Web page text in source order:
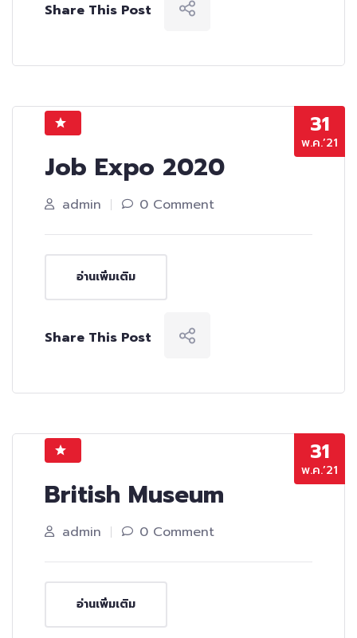
Share This Post
31
พ.ค.’21
Job Expo 2020
admin 0 Comment
อ่านเพิ่มเติม
Share This Post
31
พ.ค.’21
British Museum
admin 0 Comment
อ่านเพิ่มเติม